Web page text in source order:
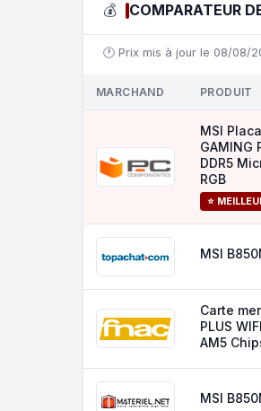
💰 COMPARATEUR
🕐 Prix mis à jour le 08/08/
MARCHAND PRODUIT
MSI
GAMING
DDR5
RGB
⭐
MSI
Carte
PLUS
AM5
MSI